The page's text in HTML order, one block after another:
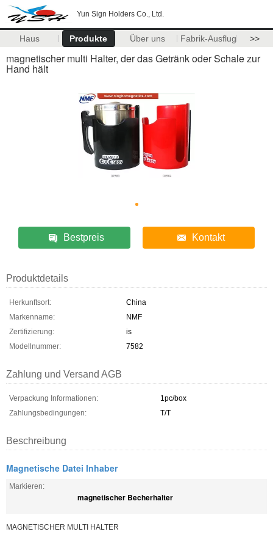
Yun Sign Holders Co., Ltd.
Haus Produkte Über uns Fabrik-Ausflug >>
magnetischer multi Halter, der das Getränk oder Schale zur
Hand hält
Bestpreis Kontakt
Produktdetails
Herkunftsort:
China
Markenname:
NMF
Zertifizierung:
is
Modellnummer:
7582
Zahlung und Versand AGB
Verpackung Informationen:
1pc/box
Zahlungsbedingungen:
T/T
Beschreibung
Magnetische Datei Inhaber
Markieren:
magnetischer Becherhalter
MAGNETISCHER MULTI HALTER